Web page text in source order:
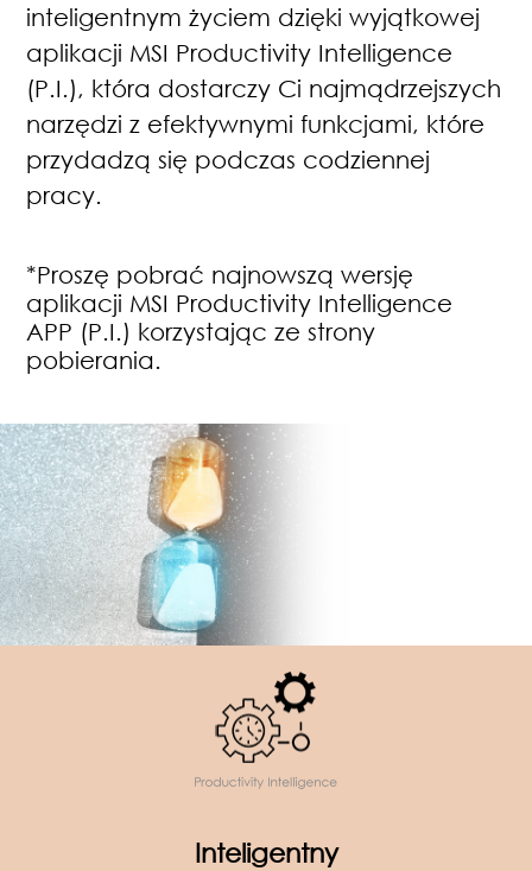
inteligentnym życiem dzięki wyjątkowej
aplikacji MSI Productivity Intelligence
(P.I.), która dostarczy Ci najmądrzejszych
narzędzi z efektywnymi funkcjami, które
przydadzą się podczas codziennej
pracy.
*Proszę pobrać najnowszą wersję
aplikacji MSI Productivity Intelligence
APP (P.I.) korzystając ze strony
pobierania.
Inteligentny